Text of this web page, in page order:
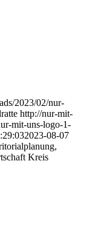
2023/02/nur-
http://nur-mit-
mit-uns-logo-1-
2023-08-07
Kreis